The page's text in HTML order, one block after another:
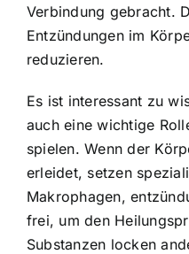
Verbindung gebracht.
Entzündungen im
reduzieren.
Es ist interessant zu
auch eine wichtige
spielen. Wenn der
erleidet, setzen
Makrophagen,
frei, um den
Substanzen locken